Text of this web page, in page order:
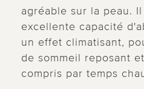
agréable sur la peau.
excellente capacité
un effet climatisant,
de sommeil reposant
compris par temps